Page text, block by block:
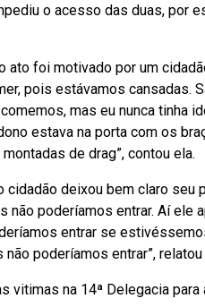
o acesso das duas, por
ato foi motivado por um
pois estávamos cansadas.
mas eu nunca tinha
estava na porta com os
de drag”, contou ela.
cidadão deixou bem claro
não poderíamos entrar. Aí ele
entrar se
poderíamos entrar”, relatou
vitimas na 14ª Delegacia para